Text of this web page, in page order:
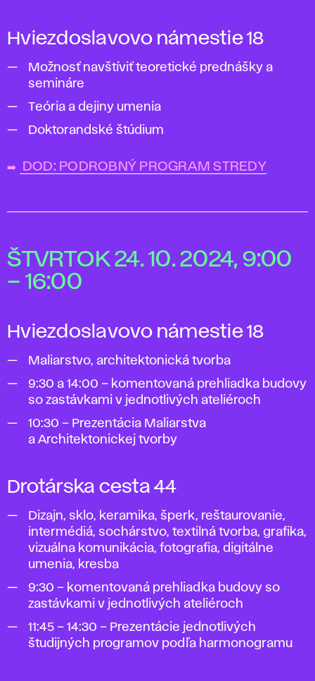
Hviezdoslavovo námestie 18
Možnosť navštíviť teoretické prednášky a
semináre
Teória a dejiny umenia
Doktorandské štúdium
➡️ DOD: PODROBNÝ PROGRAM STREDY
ŠTVRTOK 24. 10. 2024, 9:00
– 16:00
Hviezdoslavovo námestie 18
Maliarstvo, architektonická tvorba
9:30 a 14:00 – komentovaná prehliadka budovy
so zastávkami v jednotlivých ateliéroch
10:30 – Prezentácia Maliarstva
a Architektonickej tvorby
Drotárska cesta 44
Dizajn, sklo, keramika, šperk, reštaurovanie,
intermédiá, sochárstvo, textilná tvorba, grafika,
vizuálna komunikácia, fotografia, digitálne
umenia, kresba
9:30 – komentovaná prehliadka budovy so
zastávkami v jednotlivých ateliéroch
11:45 – 14:30 – Prezentácie jednotlivých
študijných programov podľa harmonogramu